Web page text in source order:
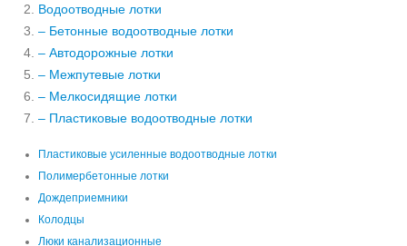
Водоотводные лотки
– Бетонные водоотводные лотки
– Автодорожные лотки
– Межпутевые лотки
– Мелкосидящие лотки
– Пластиковые водоотводные лотки
Пластиковые усиленные водоотводные лотки
Полимербетонные лотки
Дождеприемники
Колодцы
Люки канализационные